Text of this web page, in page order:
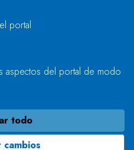
portal
aspectos del portal de modo
todo